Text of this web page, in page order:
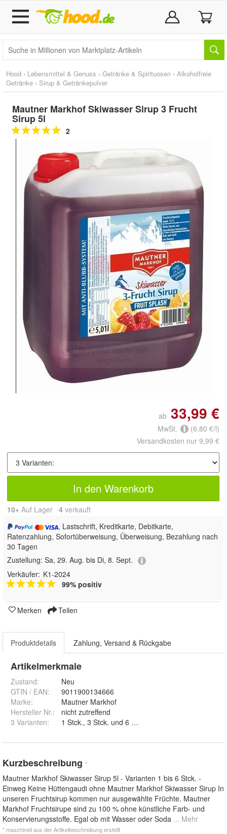
Hood › Lebensmittel & Genuss › Getränke & Spirituosen › Alkoholfreie
Getränke › Sirup & Getränkepulver
Mautner Markhof Skiwasser Sirup 3 Frucht
Sirup 5l
2
Doppelt antippen zum
ab 33,99 €
MwSt.
(6,80 €/l)
Versandkosten nur 9,99 €
In den Warenkorb
10+ Auf Lager 4 verkauft
, Lastschrift, Kreditkarte, Debitkarte,
Ratenzahlung, Sofortüberweisung, Überweisung, Bezahlung nach
30 Tagen
Zustellung: Sa, 29. Aug. bis Di, 8. Sept.
Verkäufer: K1-2024
99% positiv
Merken Teilen
Produktdetails Zahlung, Versand & Rückgabe
Artikelmerkmale
Zustand:
Neu
GTIN / EAN:
9011900134666
Marke:
Mautner Markhof
Hersteller Nr.:
nicht zutreffend
3 Varianten: 1 Stck., 3 Stck. und 6 Stck.
Kurzbeschreibung *
Mautner Markhof Skiwasser Sirup 5l - Varianten 1 bis 6 Stck. -
Einweg Keine Hüttengaudi ohne Mautner Markhof Skiwasser Sirup In
unseren Fruchtsirup kommen nur ausgewählte Früchte. Mautner
Markhof Fruchtsirupe sind zu 100 % ohne künstliche Farb- und
Konservierungsstoffe. Egal ob mit Wasser oder Soda ... Mehr
* maschinell aus der Artikelbeschreibung erstellt